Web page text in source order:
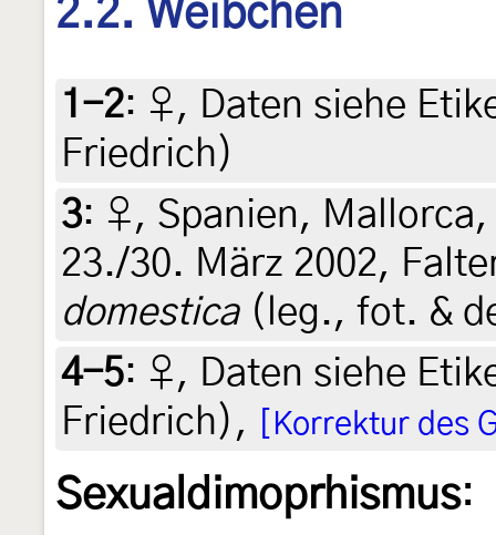
2.2. Weibchen
1-2: ♀, Daten siehe
Friedrich)
3: ♀, Spanien, Mallorca,
23./30. März 2002,
domestica(leg., fot. &
4-5: ♀, Daten siehe
Friedrich),
[Korrektur des
Sexualdimoprhismus: